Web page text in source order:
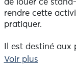
de louer ce
rendre cette
pratiquer.
Il est destiné
tous gabarits.Sa
Voir plus